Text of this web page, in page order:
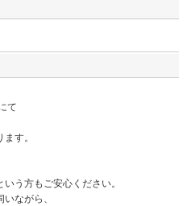
て
す。
う方もご安心ください。
ながら、